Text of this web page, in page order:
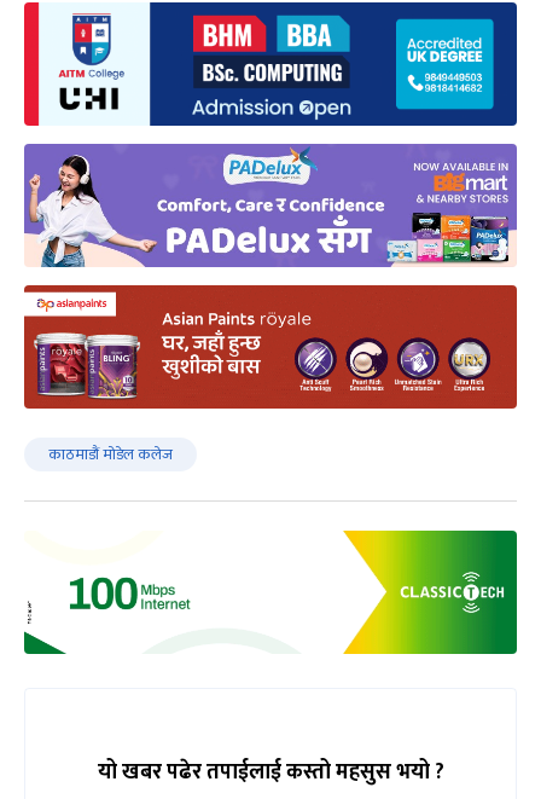
काठमाडौं मोडेल कलेज
यो खबर पढेर तपाईलाई कस्तो महसुस भयो ?